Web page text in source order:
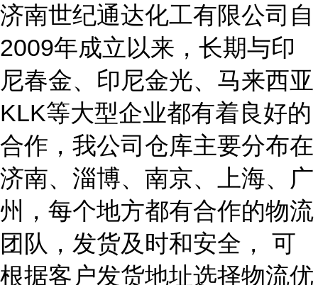
济南世纪通达化工有限公司自
2009年成立以来，长期与印
尼春金、印尼金光、马来西亚
KLK等大型企业都有着良好的
合作，我公司仓库主要分布在
济南、淄博、南京、上海、广
州 ，每个地方都有合作的物流
团队，发货及时和安全，
可
根据客户发货地址选择物流优